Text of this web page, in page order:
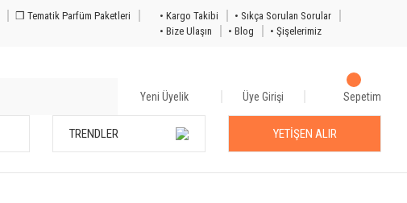
❒ Tematik Parfüm Paketleri
• Kargo Takibi
• Sıkça Sorulan Sorular
• Bize Ulaşın
• Blog
• Şişelerimiz
Yeni Üyelik Üye Girişi Sepetim
TRENDLER YETİŞEN ALIR